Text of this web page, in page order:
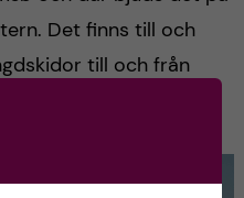
Det finns till och
till och från